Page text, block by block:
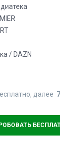
/ DAZN
далее